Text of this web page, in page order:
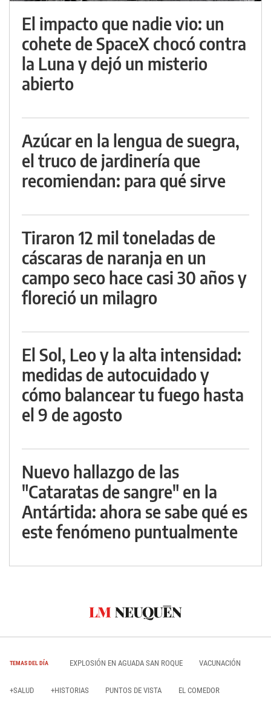
El impacto que nadie vio: un
cohete de SpaceX chocó contra
la Luna y dejó un misterio
abierto
Azúcar en la lengua de suegra,
el truco de jardinería que
recomiendan: para qué sirve
Tiraron 12 mil toneladas de
cáscaras de naranja en un
campo seco hace casi 30 años y
floreció un milagro
El Sol, Leo y la alta intensidad:
medidas de autocuidado y
cómo balancear tu fuego hasta
el 9 de agosto
Nuevo hallazgo de las
"Cataratas de sangre" en la
Antártida: ahora se sabe qué es
este fenómeno puntualmente
TEMAS DEL DÍA EXPLOSIÓN EN AGUADA SAN ROQUE VACUNACIÓN
+SALUD +HISTORIAS PUNTOS DE VISTA EL COMEDOR